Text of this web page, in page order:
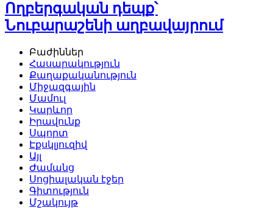
Ողբերգական դեպք՝
Նուբարաշենի աղբավայրում
Բաժիններ
Հասարակություն
Քաղաքականություն
Միջազգային
Մամուլ
Կարևոր
Իրավունք
Սպորտ
Էքսկլյուզիվ
Այլ
Ժամանց
Սոցիալական էջեր
Գիտություն
Մշակույթ